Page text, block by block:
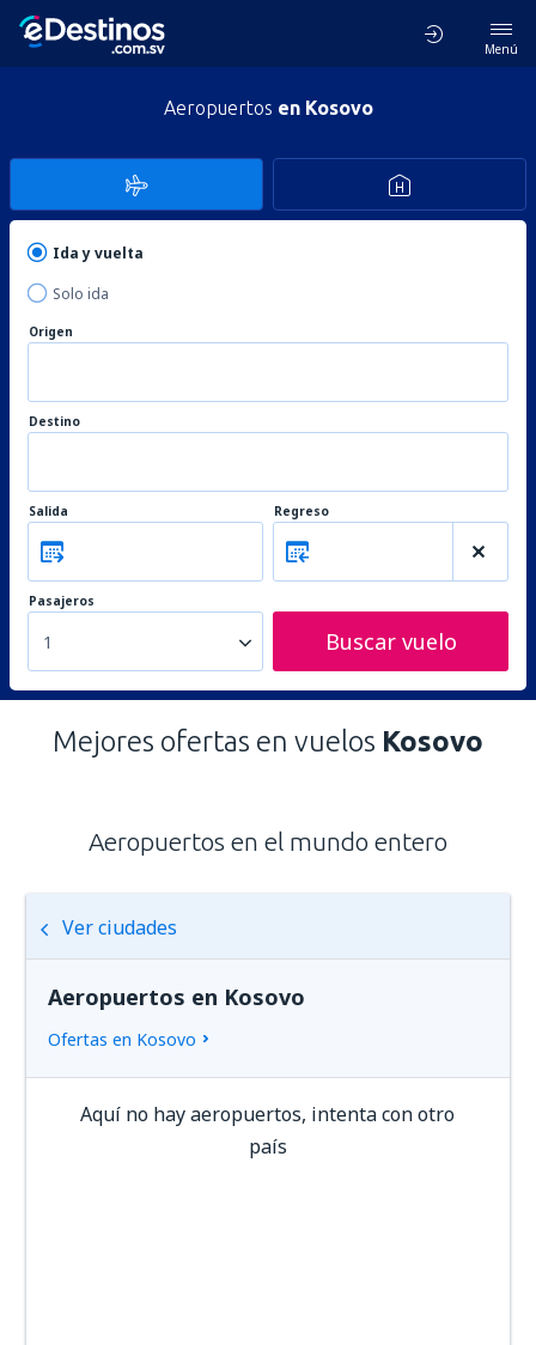
Menú
Aeropuertos en Kosovo
Ida y vuelta
Solo ida
Origen
Destino
Salida Regreso
Pasajeros
1 Buscar vuelo
Mejores ofertas en vuelos Kosovo
Aeropuertos en el mundo entero
Ver ciudades
Aeropuertos en Kosovo
Ofertas en Kosovo
Aquí no hay aeropuertos, intenta con otro
país